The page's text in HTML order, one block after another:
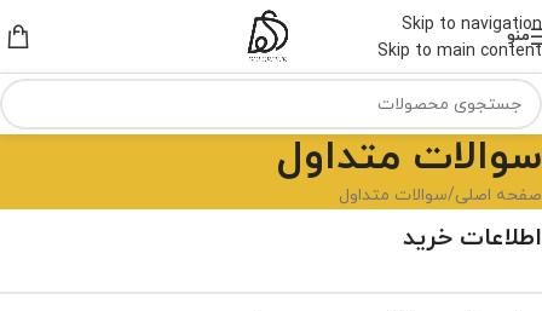
Skip to navigation
Skip to main content
منو
سوالات متداول
صفحه اصلی سوالات متداول
اطلاعات خرید